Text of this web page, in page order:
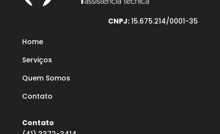
CNPJ:15.675.214/0001-35
Home
Serviços
Quem Somos
Contato
Contato